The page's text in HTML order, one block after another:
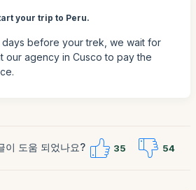
your trip to Peru.
days before your trek, we wait for
our agency in Cusco to pay the
이 도움 되었나요? 35 54